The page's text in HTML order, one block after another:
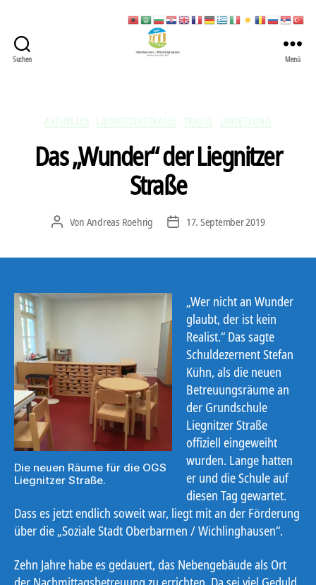
Suchen Menü
Das „Wunder“ der Liegnitzer
Straße
Beitragsautor
Von Andreas Roehrig Veröffentlichungsdatum
17. September 2019
Die neuen Räume für die OGS
Liegnitzer Straße.
„Wer nicht an Wunder
glaubt, der ist kein
Realist.“ Das sagte
Schuldezernent Stefan
Kühn, als die neuen
Betreuungsräume an
der Grundschule
Liegnitzer Straße
offiziell eingeweiht
wurden. Lange hatten
er und die Schule auf
diesen Tag gewartet.
Dass es jetzt endlich soweit war, liegt mit an der Förderung
über die „Soziale Stadt Oberbarmen / Wichlinghausen“.
Zehn Jahre habe es gedauert, das Nebengebäude als Ort